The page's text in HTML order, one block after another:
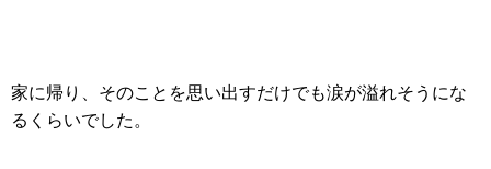
家に帰り、そのことを思い出すだけでも涙が溢れそうにな
るくらいでした。